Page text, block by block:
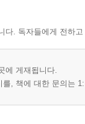
되겠느냐?
로 잘생기셨소
늘 죽겠구나
나
다
다. 독자들에게 전하
에 게재됩니다.
, 책에 대한 문의는